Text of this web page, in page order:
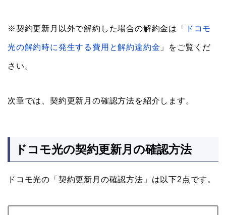
※契約更新月以外で解約した場合の解約金は「 ドコモ
光の解約時に発生する費用と解約違約金 」をご覧くだ
さい。
次章では、契約更新月の確認方法を紹介します。
ドコモ光の契約更新月の確認方法
ドコモ光の「契約更新月の確認方法」は以下2点です。